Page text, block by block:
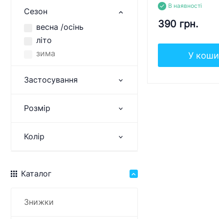
Сезон
весна /осінь
літо
зима
Застосування
Розмір
Колір
Каталог
Знижки
В наявності
390 грн.
У